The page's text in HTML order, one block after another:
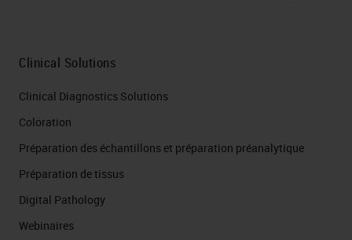
Clinical Solutions
Clinical Diagnostics Solutions
Coloration
Préparation des échantillons et préparation préanalytique
Préparation de tissus
Digital Pathology
Webinaires